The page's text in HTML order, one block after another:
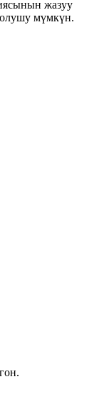
жазуу
мүмкүн.